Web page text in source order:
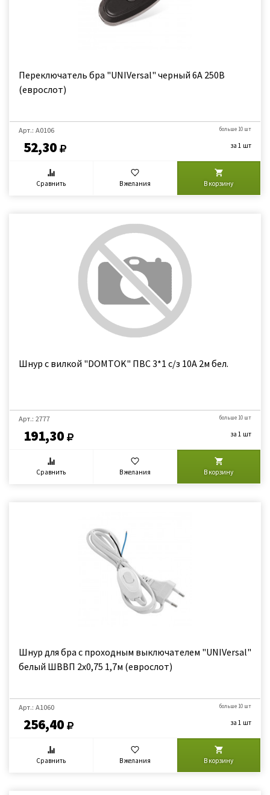
Переключатель бра "UNIVersal" черный 6А 250В
(еврослот)
Арт.: А0106
52,30
больше 10 шт
за 1 шт
Сравнить В желания В корзину
Шнур с вилкой "DOMTOK" ПВС 3*1 с/з 10А 2м бел.
Арт.: 2777
191,30
больше 10 шт
за 1 шт
Сравнить В желания В корзину
Шнур для бра с проходным выключателем "UNIVersal"
белый ШВВП 2х0,75 1,7м (еврослот)
Арт.: А1060
256,40
больше 10 шт
за 1 шт
Сравнить В желания В корзину